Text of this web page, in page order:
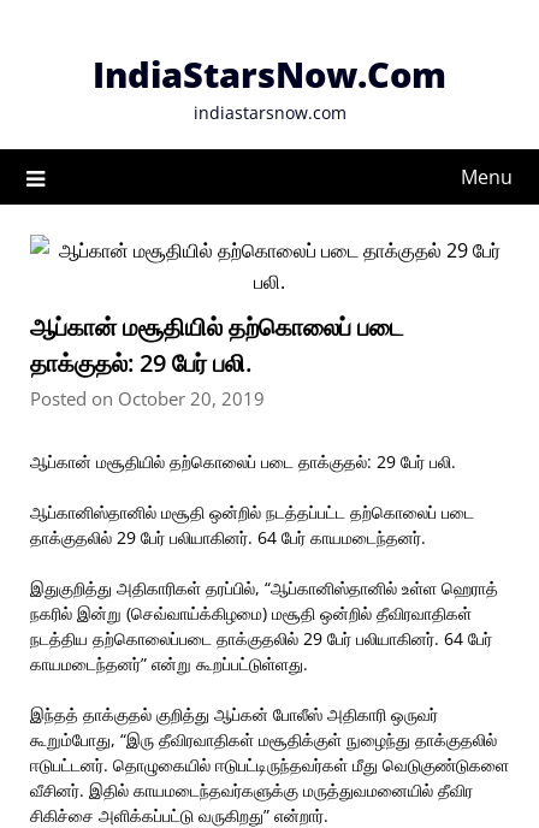
IndiaStarsNow.Com
indiastarsnow.com
Menu
ஆப்கான் மசூதியில் தற்கொலைப் படை
தாக்குதல்: 29 பேர் பலி.
Posted on October 20, 2019
ஆப்கான் மசூதியில் தற்கொலைப் படை தாக்குதல்: 29 பேர் பலி.
ஆப்கானிஸ்தானில் மசூதி ஒன்றில் நடத்தப்பட்ட தற்கொலைப் படை
தாக்குதலில் 29 பேர் பலியாகினர். 64 பேர் காயமடைந்தனர்.
இதுகுறித்து அதிகாரிகள் தரப்பில், “ஆப்கானிஸ்தானில் உள்ள ஹெராத்
நகரில் இன்று (செவ்வாய்க்கிழமை) மசூதி ஒன்றில் தீவிரவாதிகள்
நடத்திய தற்கொலைப்படை தாக்குதலில் 29 பேர் பலியாகினர். 64 பேர்
காயமடைந்தனர்” என்று கூறப்பட்டுள்ளது.
இந்தத் தாக்குதல் குறித்து ஆப்கன் போலீஸ் அதிகாரி ஒருவர்
கூறும்போது, “இரு தீவிரவாதிகள் மசூதிக்குள் நுழைந்து தாக்குதலில்
ஈடுபட்டனர். தொழுகையில் ஈடுபட்டிருந்தவர்கள் மீது வெடுகுண்டுகளை
வீசினர். இதில் காயமடைந்தவர்களுக்கு மருத்துவமனையில் தீவிர
சிகிச்சை அளிக்கப்பட்டு வருகிறது” என்றார்.